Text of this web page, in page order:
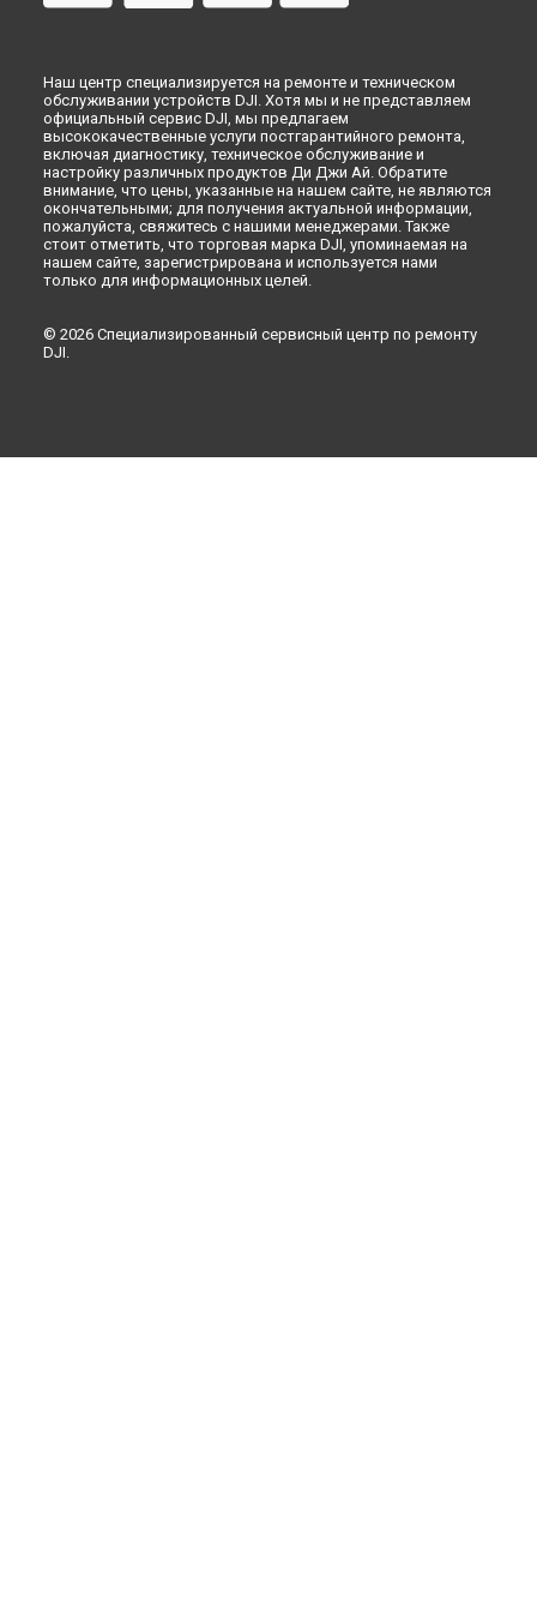
Наш центр специализируется на ремонте и техническом
обслуживании устройств DJI. Хотя мы и не представляем
официальный сервис DJI, мы предлагаем
высококачественные услуги постгарантийного ремонта,
включая диагностику, техническое обслуживание и
настройку различных продуктов Ди Джи Ай. Обратите
внимание, что цены, указанные на нашем сайте, не являются
окончательными; для получения актуальной информации,
пожалуйста, свяжитесь с нашими менеджерами. Также
стоит отметить, что торговая марка DJI, упоминаемая на
нашем сайте, зарегистрирована и используется нами
только для информационных целей.
© 2026 Специализированный сервисный центр по ремонту
DJI.